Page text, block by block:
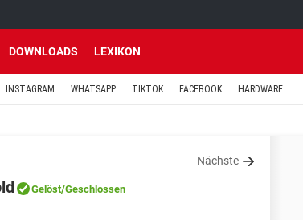
DOWNLOADS LEXIKON
INSTAGRAM WHATSAPP TIKTOK FACEBOOK HARDWARE
Nächste
Gelöst/Geschlossen